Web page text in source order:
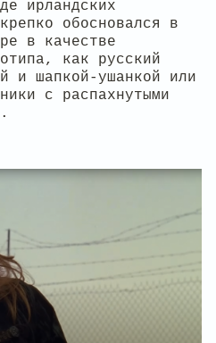
ирландских
обосновался в
в качестве
как русский
и шапкой-ушанкой или
с распахнутыми